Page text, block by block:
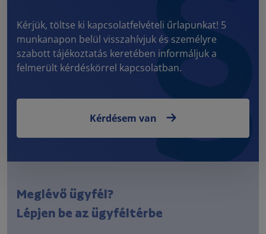
Kérjük, töltse ki kapcsolatfelvételi űrlapunkat! 5
munkanapon belül visszahívjuk és személyre
szabott tájékoztatás keretében informáljuk a
felmerült kérdéskörrel kapcsolatban.
Kérdésem van
Meglévő ügyfél?
Lépjen be az ügyféltérbe